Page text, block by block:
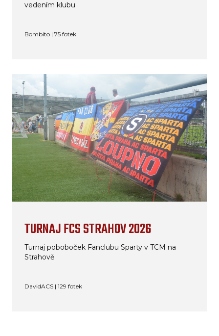
vedením klubu
Bombito | 75 fotek
TURNAJ FCS STRAHOV 2026
Turnaj poboboček Fanclubu Sparty v TCM na
Strahově
DavidACS | 129 fotek